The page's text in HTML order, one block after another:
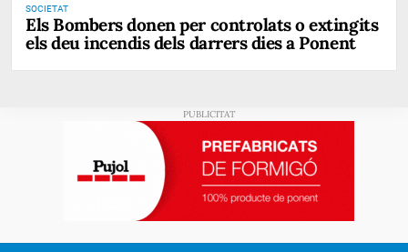
SOCIETAT
Els Bombers donen per controlats o extingits
els deu incendis dels darrers dies a Ponent